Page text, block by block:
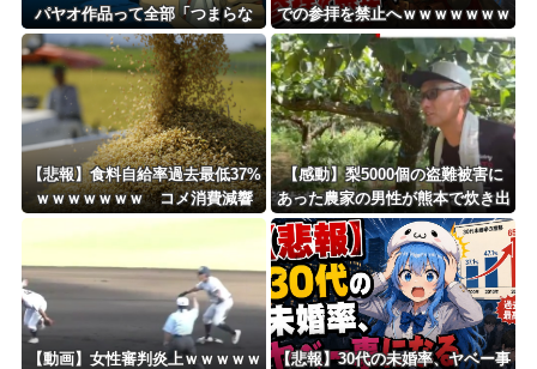
海外「おめでとうタキ！」リヴァプール南野がバースデーゴール！！
Powered by livedoor 相互RSS
パヤオ作品って全部「つまらな
い」
での参拝を禁止へｗｗｗｗｗｗｗ
ｗｗｗｗｗｗｗｗｗｗｗｗ
【悲報】食料自給率過去最低37%
ｗｗｗｗｗｗｗ コメ消費減響
く・・・
【感動】梨5000個の盗難被害に
あった農家の男性が熊本で炊き出
しや支援物資、現地で目にし
た“助け合いの輪”
【動画】女性審判炎上ｗｗｗｗｗ
【悲報】30代の未婚率、ヤベー事